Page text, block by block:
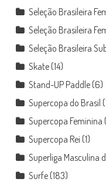
Seleção Brasileira
Seleção Brasileira
Seleção Brasileira
Skate(14)
Stand-UP Paddle(6)
Supercopa do Brasil
Supercopa Feminina
Supercopa Rei (1)
Superliga Masculina
Surfe(183)